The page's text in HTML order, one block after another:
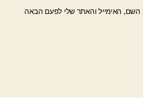
השם, האימייל והאתר שלי לפעם הבאה